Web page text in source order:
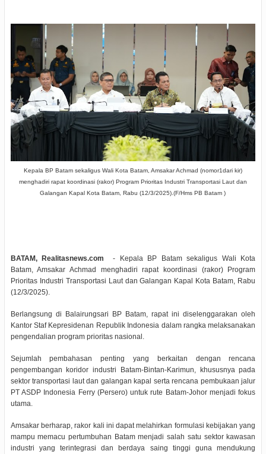
Kepala BP Batam sekaligus Wali Kota Batam, Amsakar Achmad (nomor1dari kir)
menghadiri rapat koordinasi (rakor) Program Prioritas Industri Transportasi Laut dan
Galangan Kapal Kota Batam, Rabu (12/3/2025).(F/Hms PB Batam )
BATAM, Realitasnews.com
- Kepala BP Batam sekaligus Wali Kota
Batam, Amsakar Achmad menghadiri rapat koordinasi (rakor) Program
Prioritas Industri Transportasi Laut dan Galangan Kapal Kota Batam, Rabu
(12/3/2025).
Berlangsung di Balairungsari BP Batam, rapat ini diselenggarakan oleh
Kantor Staf Kepresidenan Republik Indonesia dalam rangka melaksanakan
pengendalian program prioritas nasional.
Sejumlah pembahasan penting yang berkaitan dengan rencana
pengembangan koridor industri Batam-Bintan-Karimun, khususnya pada
sektor transportasi laut dan galangan kapal serta rencana pembukaan jalur
PT ASDP Indonesia Ferry (Persero) untuk rute Batam-Johor menjadi fokus
utama.
Amsakar berharap, rakor kali ini dapat melahirkan formulasi kebijakan yang
mampu memacu pertumbuhan Batam menjadi salah satu sektor kawasan
industri yang terintegrasi dan berdaya saing tinggi guna mendukung